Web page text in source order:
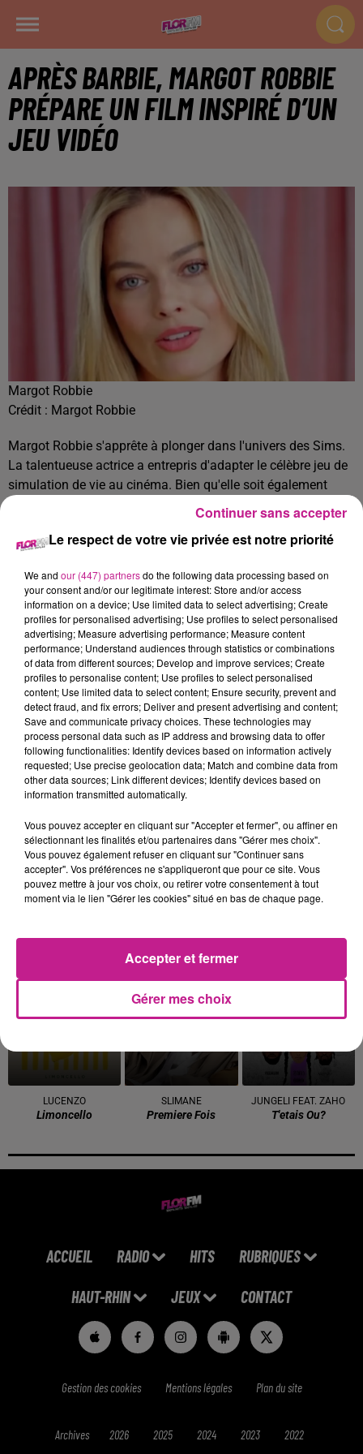
APRÈS BARBIE, MARGOT ROBBIE
PRÉPARE UN FILM INSPIRÉ D’UN
JEU VIDÉO
Margot Robbie
Crédit : Margot Robbie
Margot Robbie s'apprête à plonger dans l'univers des Sims.
La talentueuse actrice a entrepris d'adapter le célèbre jeu de
simulation de vie au cinéma. Bien qu'elle soit également
productrice du film, il reste encore incertain si Margot Robbie
figurera au casting. Quant au contenu précis du projet, c'est
un mystère pour l'instant. En effet, Les Sims ne dispose pas
les besoins et de guider les destinées de ses personnages
selon son bon vouloir.
TITRES DIFFUSÉS Voir plus
19h28
19h28
SAMURAI JAY
19h25
19h25
DJ GOJA
19h21
19h21
19h17
19h17 19h11
19h11
Premier Gaou
19h09
19h09
LUCENZO
Limoncello
19h03
19h03
SLIMANE
Premiere Fois
JUNGELI FEAT. ZAHO
T'etais Ou?
ACCUEIL RADIO HITS RUBRIQUES
HAUT-RHIN JEUX CONTACT
Gestion des cookies Mentions légales Plan du site
Archives 2026 2025 2024 2023 2022
Le respect de votre vie privée est notre priorité
We and our (447) partnersdo the following data processing based on
your consent and/or our legitimate interest: Store and/or access
information on a device; Use limited data to select advertising; Create
profiles for personalised advertising; Use profiles to select personalised
advertising; Measure advertising performance; Measure content
performance; Understand audiences through statistics or combinations
of data from different sources; Develop and improve services; Create
profiles to personalise content; Use profiles to select personalised
content; Use limited data to select content; Ensure security, prevent and
detect fraud, and fix errors; Deliver and present advertising and content;
Save and communicate privacy choices. These technologies may
process personal data such as IP address and browsing data to offer
following functionalities: Identify devices based on information actively
requested; Use precise geolocation data; Match and combine data from
other data sources; Link different devices; Identify devices based on
information transmitted automatically.
Vous pouvez accepter en cliquant sur "Accepter et fermer", ou affiner en
sélectionnant les finalités et/ou partenaires dans "Gérer mes choix".
Vous pouvez également refuser en cliquant sur "Continuer sans
accepter". Vos préférences ne s'appliqueront que pour ce site. Vous
pouvez mettre à jour vos choix, ou retirer votre consentement à tout
moment via le lien "Gérer les cookies" situé en bas de chaque page.
Gérer mes choix
Accepter et fermer
Continuer sans accepter